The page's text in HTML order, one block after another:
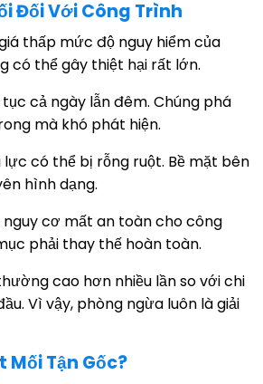
Đối Với Công Trình
thấp mức độ nguy hiểm của
có thể gây thiệt hại rất lớn.
cả ngày lẫn đêm. Chúng phá
mà khó phát hiện.
có thể bị rỗng ruột. Bề mặt bên
hình dạng.
cơ mất an toàn cho công
phải thay thế hoàn toàn.
cao hơn nhiều lần so với chi
Vì vậy, phòng ngừa luôn là giải
Mối Tận Gốc?